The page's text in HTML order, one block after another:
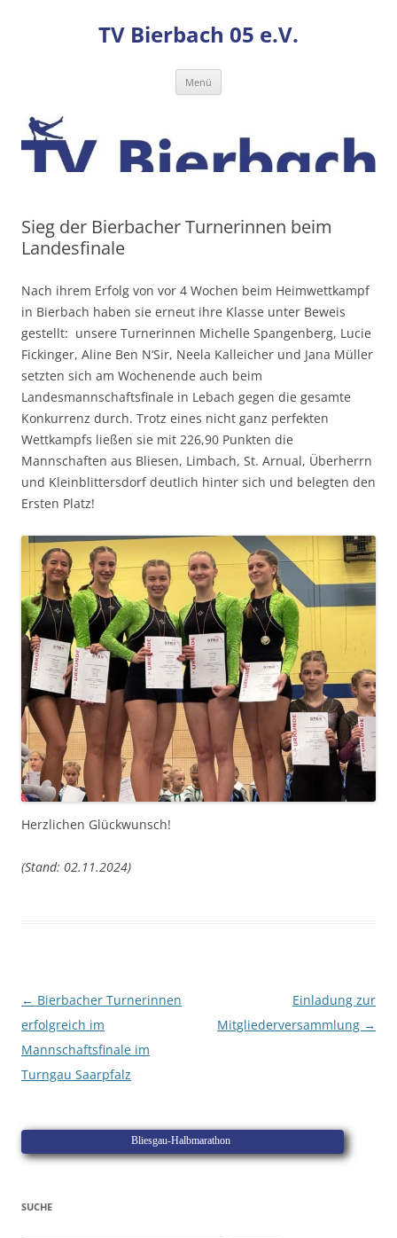
TV Bierbach 05 e.V.
Menü
Sieg der Bierbacher Turnerinnen beim
Landesfinale
Nach ihrem Erfolg von vor 4 Wochen beim Heimwettkampf
in Bierbach haben sie erneut ihre Klasse unter Beweis
gestellt: unsere Turnerinnen Michelle Spangenberg, Lucie
Fickinger, Aline Ben N‘Sir, Neela Kalleicher und Jana Müller
setzten sich am Wochenende auch beim
Landesmannschaftsfinale in Lebach gegen die gesamte
Konkurrenz durch. Trotz eines nicht ganz perfekten
Wettkampfs ließen sie mit 226,90 Punkten die
Mannschaften aus Bliesen, Limbach, St. Arnual, Überherrn
und Kleinblittersdorf deutlich hinter sich und belegten den
Ersten Platz!
Herzlichen Glückwunsch!
(Stand: 02.11.2024)
Beitragsnavigation
← Bierbacher Turnerinnen
erfolgreich im
Mannschaftsfinale im
Turngau Saarpfalz
Einladung zur
Mitgliederversammlung →
Bliesgau-Halbmarathon
SUCHE